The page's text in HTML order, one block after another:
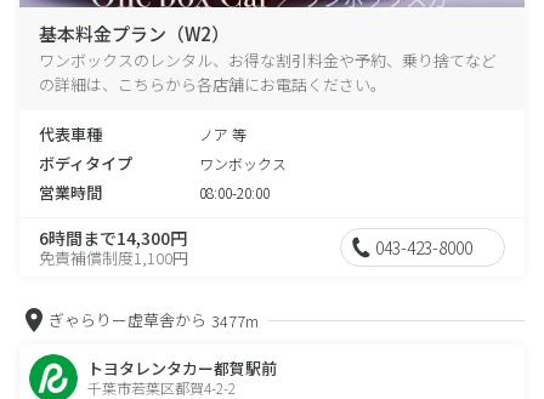
基本料金プラン（W2）
ワンボックスのレンタル、お得な割引料金や予約、乗り捨てなど
の詳細は、こちらから各店舗にお電話ください。
代表車種 ノア 等
ボディタイプ ワンボックス
営業時間 08:00-20:00
6時間まで14,300円
免責補償制度1,100円 043-423-8000
ぎゃらりー虚草舎から 3477m
トヨタレンタカー都賀駅前
千葉市若葉区都賀4-2-2